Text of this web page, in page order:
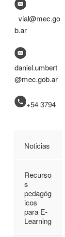
vial@mec.go
b.ar
daniel.umbert
@mec.gob.ar
+54 3794
Noticias
Recurso
s
pedagóg
icos
para E-
Learning